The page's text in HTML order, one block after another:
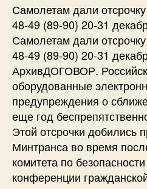
Самолетам дали
48-49 (89-90) 20-31
Самолетам дали
48-49 (89-90) 20-31
АрхивДОГОВОР.
оборудованные
предупреждения о
еще год
Этой отсрочки добились
Минтранса во время
комитета по
конференции